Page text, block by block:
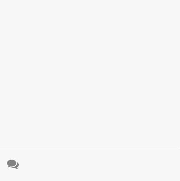
Reportar otro tipo de error...